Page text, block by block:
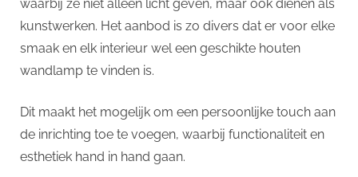
waarbij ze niet alleen licht geven, maar ook dienen als
kunstwerken. Het aanbod is zo divers dat er voor elke
smaak en elk interieur wel een geschikte houten
wandlamp te vinden is.
Dit maakt het mogelijk om een persoonlijke touch aan
de inrichting toe te voegen, waarbij functionaliteit en
esthetiek hand in hand gaan.